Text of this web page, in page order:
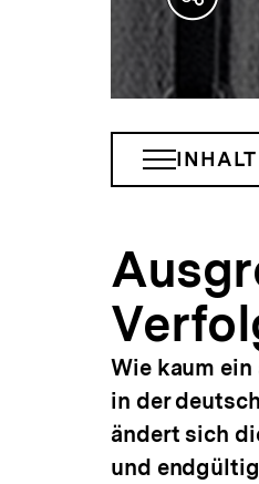
ÖFFNEN
INHALT
Wie kaum ein
in der
ändert sich
und